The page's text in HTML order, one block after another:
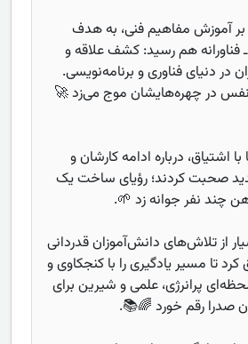
بر آموزش مفاهیم فنی، به هدف
هم رسید: کشف علاقه و
در دنیای فناوری و برنامه‌نویسی.
در چهره‌هایشان موج می‌زد 🚀
اشتیاق، درباره ادامه کارشان و
صحبت کردند؛ رؤیای ساخت یک
چند نفر جوانه زد 🌱.
از تلاش‌های دانش‌آموزان قدردانی
تا مسیر یادگیری را با کنجکاوی و
پرانرژی، علمی و شیرین برای
صدرا رقم خورد 🌈📚.